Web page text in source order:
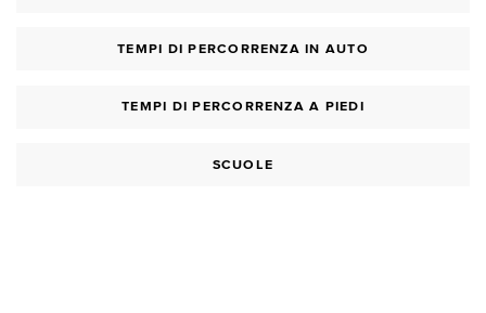
TEMPI DI PERCORRENZA IN AUTO
TEMPI DI PERCORRENZA A PIEDI
SCUOLE